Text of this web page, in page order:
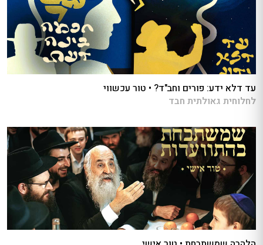
עד דלא ידע: פורים וחב"ד? • טור עכשווי
לחלוחית גאולתית חבד